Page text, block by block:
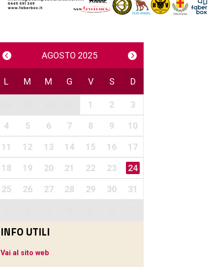
AGOSTO 2025
L M M G V S D
1 2 3
4 5 6 7 8 9 10
11 12 13 14 15 16 17
18 19 20 21 22 23 24
25 26 27 28 29 30 31
INFO UTILI
Vai al sito web